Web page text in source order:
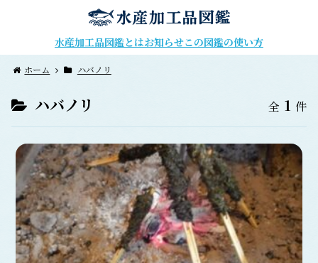
水産加工品図鑑とはお知らせこの図鑑の使い方
ホーム ハバノリ
ハバノリ 全 1 件